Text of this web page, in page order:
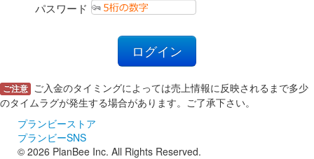
パスワード
ご注意 ご入金のタイミングによっては売上情報に反映されるまで多少
のタイムラグが発生する場合があります。ご了承下さい。
プランビーストア
プランビーSNS
© 2026 PlanBee Inc. All Rights Reserved.